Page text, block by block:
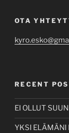
OTA
RECENT
EI OLLUT
YKSI ELÄMÄNI